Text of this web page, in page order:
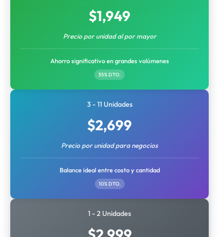
$1,949
Precio por unidad al por mayor
Ahorro significativo en grandes volúmenes
35% DTO.
3 - 11 Unidades
$2,699
Precio por unidad para negocios
Balance ideal entre costo y cantidad
10% DTO.
1 - 2 Unidades